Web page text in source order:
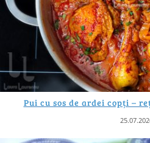
Pui cu sos de ardei copți –